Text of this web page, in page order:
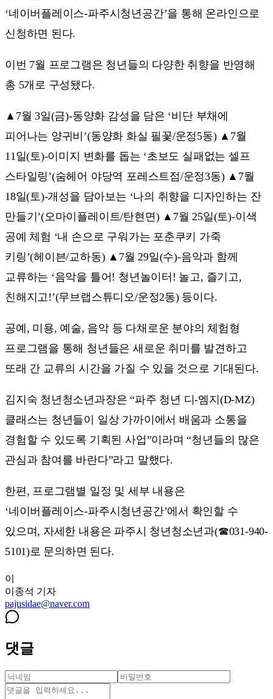
‘네이버플레이스-파주시청년공간’을 통해 온라인으로
신청하면 된다.
이번 7월 프로그램은 청년들의 다양한 취향을 반영해
총 5개로 구성됐다.
▲7월 3일(금)-동양화 감성을 담은 ‘비단 부채에
피어나는 양귀비’(동양화 화실 필꽃/운정5동) ▲7월
11일(토)-이미지 변화를 돕는 ‘초보도 실패없는 셀프
스타일링’(숨헤어 야당역 포레스트점/운정3동) ▲7월
18일(토)-개성을 담아보는 ‘나의 취향을 디자인하는 잔
만들기’(오마이플레이트/탄현면) ▲7월 25일(토)-이색
공예 체험 ‘내 손으로 구워가는 포춘쿠키 가죽
키링’(헤이븐/교하동) ▲7월 29일(수)-음악과 함께
교류하는 ‘음악을 틀어! 청년놀이터! 놀고, 즐기고,
친해지고!’(무브랩스튜디오/운정2동) 등이다.
공예, 미용, 예술, 음악 등 다채로운 분야의 체험형
프로그램을 통해 청년들은 새로운 취미를 발견하고
또래 간 교류의 시간을 가질 수 있을 것으로 기대된다.
김지숙 청년청소년과장은 “파주 청년 디-엠지(D-MZ)
클래스는 청년들이 일상 가까이에서 배움과 소통을
경험할 수 있도록 기획된 사업”이라며 “청년들의 많은
관심과 참여를 바란다”라고 말했다.
한편, 프로그램별 일정 및 세부 내용은
‘네이버플레이스-파주시청년공간’에서 확인할 수
있으며, 자세한 내용은 파주시 청년청소년과(☎031-940-
5101)로 문의하면 된다.
이
이종석 기자
pajusidae@naver.com
댓글